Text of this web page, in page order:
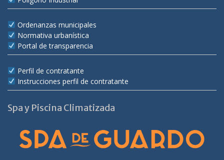
Ordenanzas municipales
Normativa urbanística
Portal de transparencia
Perfil de contratante
Instrucciones perfil de contratante
Spa y Piscina Climatizada